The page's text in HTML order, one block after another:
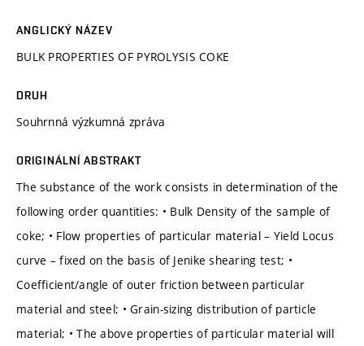
ANGLICKÝ NÁZEV
BULK PROPERTIES OF PYROLYSIS COKE
DRUH
Souhrnná výzkumná zpráva
ORIGINÁLNÍ ABSTRAKT
The substance of the work consists in determination of the
following order quantities: • Bulk Density of the sample of
coke; • Flow properties of particular material – Yield Locus
curve – fixed on the basis of Jenike shearing test; •
Coefficient/angle of outer friction between particular
material and steel; • Grain-sizing distribution of particle
material; • The above properties of particular material will